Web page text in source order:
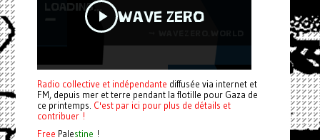
Radio collective et indépendante diffusée via internet et
FM, depuis mer et terre pendant la flotille pour Gaza de
ce printemps. C'est par ici pour plus de détails et
contribuer !
Free Palestine !